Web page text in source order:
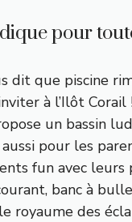
pour
dit que piscine
à l’Ilôt
un bassin
pour les
fun avec leurs
banc à
royaume des